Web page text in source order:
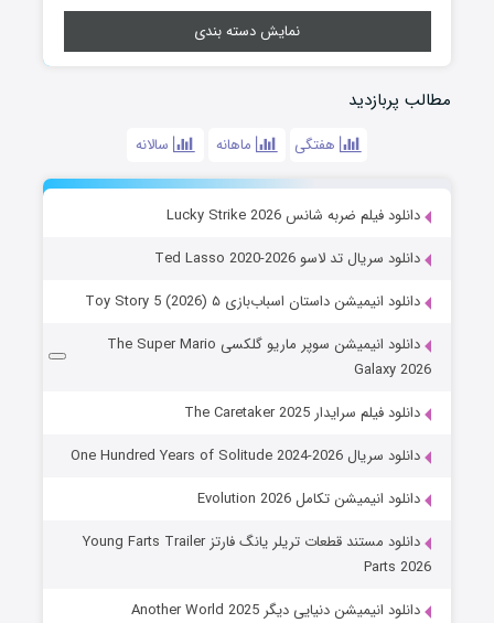
نمایش دسته بندی
مطالب پربازدید
هفتگی ماهانه سالانه
دانلود فیلم ضربه شانس Lucky Strike 2026
دانلود سریال تد لاسو Ted Lasso 2020-2026
دانلود انیمیشن داستان اسباب‌بازی ۵ Toy Story 5 (2026)
دانلود انیمیشن سوپر ماریو گلکسی The Super Mario
Galaxy 2026
دانلود فیلم سرایدار The Caretaker 2025
دانلود سریال One Hundred Years of Solitude 2024-2026
دانلود انیمیشن تکامل Evolution 2026
دانلود مستند قطعات تریلر یانگ فارتز Young Farts Trailer
Parts 2026
دانلود انیمیشن دنیایی دیگر Another World 2025